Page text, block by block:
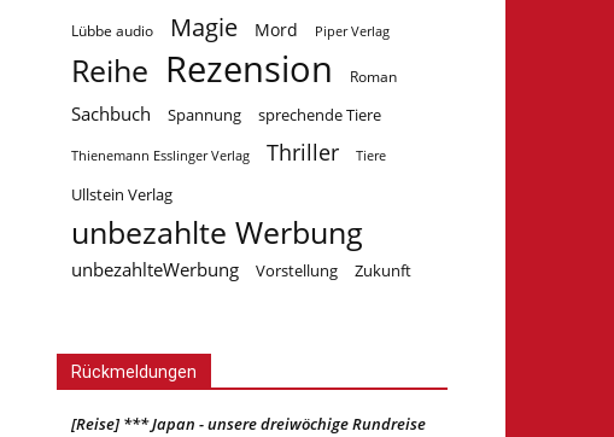
Lübbe audio Magie Mord Piper Verlag
Reihe Rezension Roman
Sachbuch Spannung sprechende Tiere
Thienemann Esslinger Verlag Thriller Tiere
Ullstein Verlag
unbezahlte Werbung
unbezahlteWerbung Vorstellung Zukunft
Rückmeldungen
[Reise] *** Japan - unsere dreiwöchige Rundreise